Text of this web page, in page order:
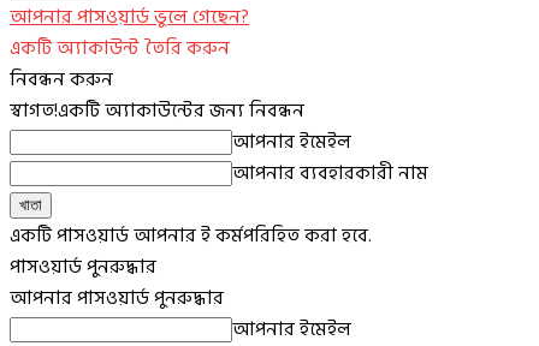
আপনার পাসওয়ার্ড ভুলে গেছেন?
একটি অ্যাকাউন্ট তৈরি করুন
নিবন্ধন করুন
স্বাগত!একটি অ্যাকাউন্টের জন্য নিবন্ধন
আপনার ইমেইল
আপনার ব্যবহারকারী নাম
একটি পাসওয়ার্ড আপনার ই কর্মপরিহিত করা হবে.
পাসওয়ার্ড পুনরুদ্ধার
আপনার পাসওয়ার্ড পুনরুদ্ধার
আপনার ইমেইল